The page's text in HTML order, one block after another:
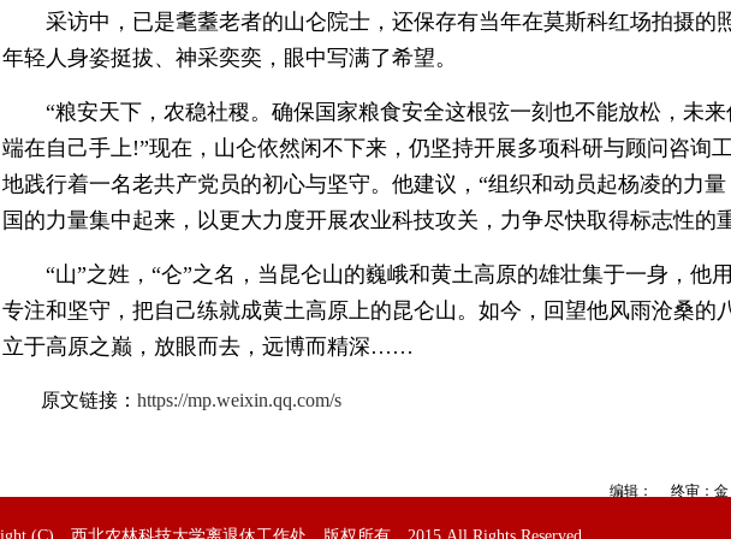
采访中，已是耄耋老者的山仑院士，还保存有当年在莫斯科红场拍摄的
年轻人身姿挺拔、神采奕奕，眼中写满了希望。
“粮安天下，农稳社稷。确保国家粮食安全这根弦一刻也不能放松，未来
端在自己手上!”现在，山仑依然闲不下来，仍坚持开展多项科研与顾问咨询
地践行着一名老共产党员的初心与坚守。他建议，“组织和动员起杨凌的力
国的力量集中起来，以更大力度开展农业科技攻关，力争尽快取得标志性的
“山”之姓，“仑”之名，当昆仑山的巍峨和黄土高原的雄壮集于一身，他用
专注和坚守，把自己练就成黄土高原上的昆仑山。如今，回望他风雨沧桑的
立于高原之巅，放眼而去，远博而精深……
原文链接： https://mp.weixin.qq.com/s
编辑： 终审：金